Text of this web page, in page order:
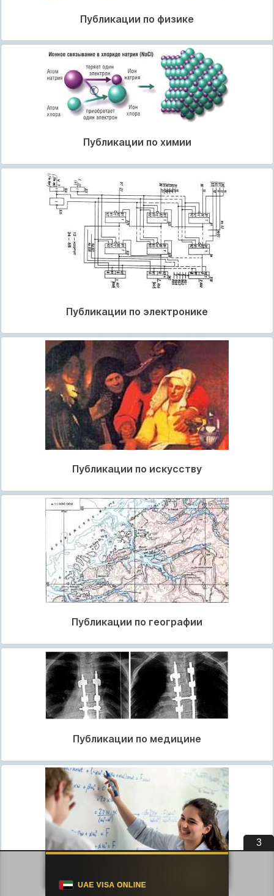
Публикации по физике
Публикации по химии
Публикации по электронике
Публикации по искусству
Публикации по географии
Публикации по медицине
2